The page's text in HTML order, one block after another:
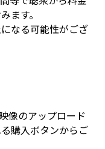
ます。
なる可能性がござ
像のアップロード
購入ボタンからご